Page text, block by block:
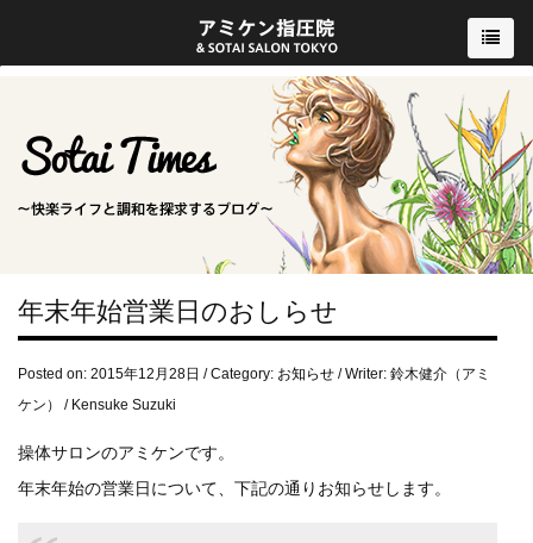
年末年始営業日のおしらせ
Posted on: 2015年12月28日 / Category: お知らせ / Writer: 鈴木健介（アミ
ケン） / Kensuke Suzuki
操体サロンのアミケンです。
年末年始の営業日について、下記の通りお知らせします。